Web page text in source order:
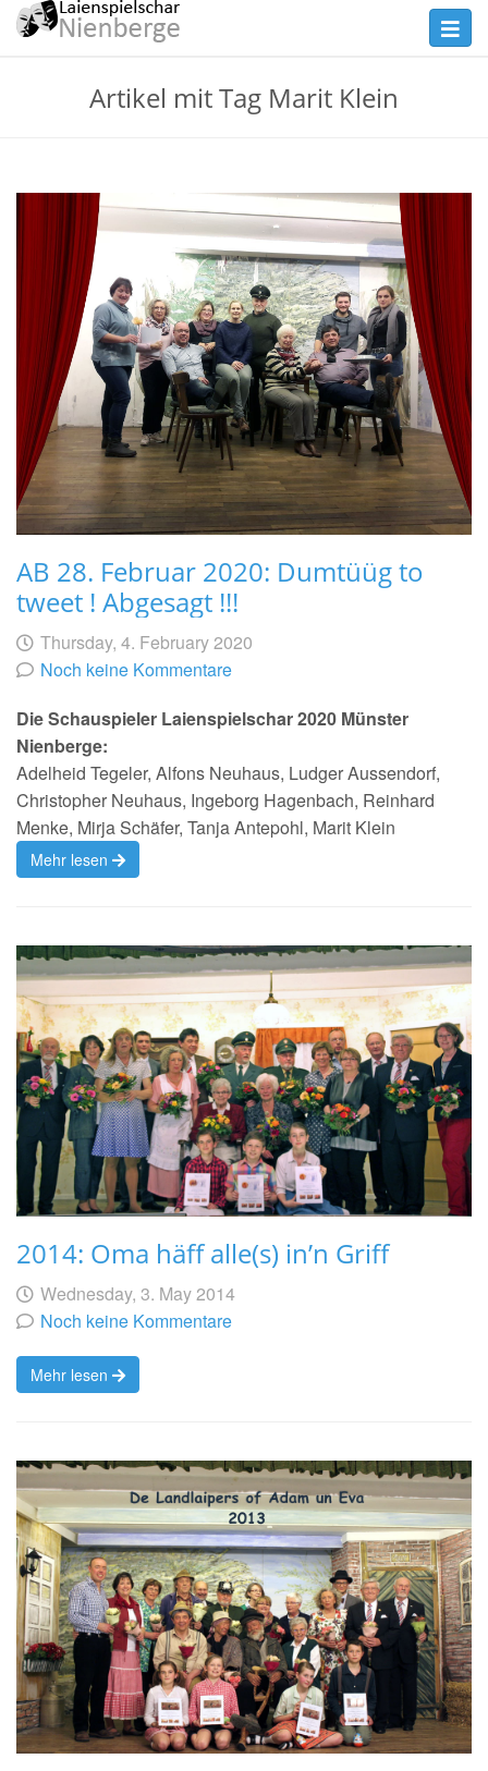
Skip
to
Theater
Nienberge
Artikel mit Tag Marit Klein
AB 28. Februar 2020: Dumtüüg to
tweet ! Abgesagt !!!
Geschrieben
von
am Thursday, 4. February 2020
Noch keine Kommentare
Die Schauspieler Laienspielschar 2020 Münster
Nienberge:
Adelheid Tegeler, Alfons Neuhaus, Ludger Aussendorf,
Christopher Neuhaus, Ingeborg Hagenbach, Reinhard
Menke, Mirja Schäfer, Tanja Antepohl, Marit Klein
Mehr lesen
2014: Oma häff alle(s) in’n Griff
Geschrieben
von
am Wednesday, 3. May 2014
Noch keine Kommentare
Mehr lesen